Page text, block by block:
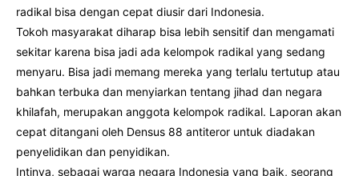
radikal bisa dengan cepat diusir dari Indonesia.
Tokoh masyarakat diharap bisa lebih sensitif dan mengamati
sekitar karena bisa jadi ada kelompok radikal yang sedang
menyaru. Bisa jadi memang mereka yang terlalu tertutup atau
bahkan terbuka dan menyiarkan tentang jihad dan negara
khilafah, merupakan anggota kelompok radikal. Laporan akan
cepat ditangani oleh Densus 88 antiteror untuk diadakan
penyelidikan dan penyidikan.
Intinya, sebagai warga negara Indonesia yang baik, seorang